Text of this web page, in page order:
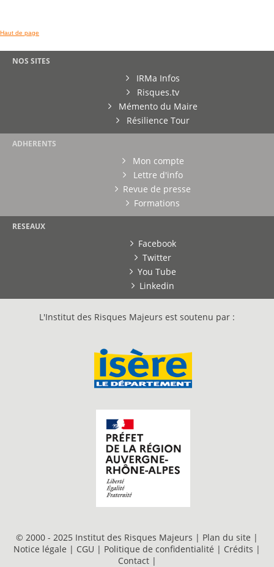
Haut de page
NOS SITES
IRMa Infos
Risques.tv
Mémento du Maire
Résilience Tour
ADHERENTS
Mon compte
Lettre d'info
Revue de presse
Formations
RESEAUX
Facebook
Twitter
You Tube
Linkedin
L'Institut des Risques Majeurs est soutenu par :
© 2000 - 2025 Institut des Risques Majeurs | Plan du site |
Notice légale | CGU | Politique de confidentialité | Crédits |
Contact |